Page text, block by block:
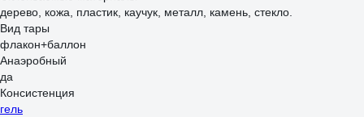
дерево, кожа, пластик, каучук, металл, камень, стекло.
Вид тары
флакон+баллон
Анаэробный
да
Консистенция
гель